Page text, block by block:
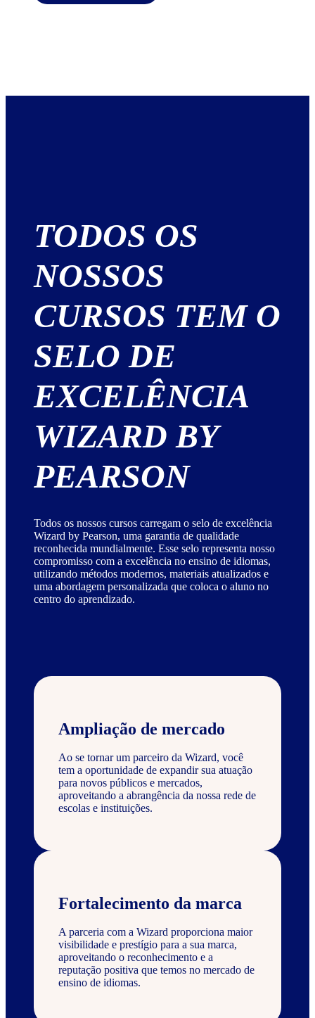
TODOS OS
NOSSOS
CURSOS TEM O
SELO DE
EXCELÊNCIA
WIZARD BY
PEARSON
Todos os nossos cursos carregam o selo de excelência
Wizard by Pearson, uma garantia de qualidade
reconhecida mundialmente. Esse selo representa nosso
compromisso com a excelência no ensino de idiomas,
utilizando métodos modernos, materiais atualizados e
uma abordagem personalizada que coloca o aluno no
centro do aprendizado.
Ampliação de mercado
Ao se tornar um parceiro da Wizard, você
tem a oportunidade de expandir sua atuação
para novos públicos e mercados,
aproveitando a abrangência da nossa rede de
escolas e instituições.
Fortalecimento da marca
A parceria com a Wizard proporciona maior
visibilidade e prestígio para a sua marca,
aproveitando o reconhecimento e a
reputação positiva que temos no mercado de
ensino de idiomas.